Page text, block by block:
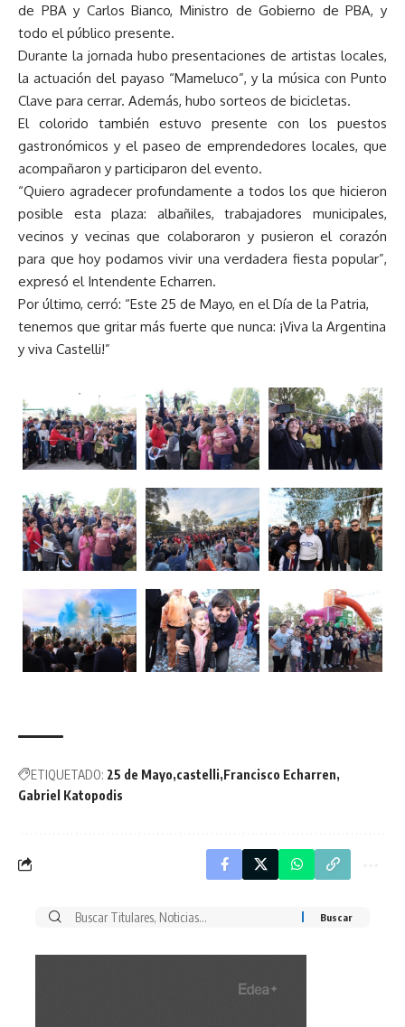
de PBA y Carlos Bianco, Ministro de Gobierno de PBA, y
todo el público presente.
Durante la jornada hubo presentaciones de artistas locales,
la actuación del payaso “Mameluco”, y la música con Punto
Clave para cerrar. Además, hubo sorteos de bicicletas.
El colorido también estuvo presente con los puestos
gastronómicos y el paseo de emprendedores locales, que
acompañaron y participaron del evento.
“Quiero agradecer profundamente a todos los que hicieron
posible esta plaza: albañiles, trabajadores municipales,
vecinos y vecinas que colaboraron y pusieron el corazón
para que hoy podamos vivir una verdadera fiesta popular”,
expresó el Intendente Echarren.
Por último, cerró: “Este 25 de Mayo, en el Día de la Patria,
tenemos que gritar más fuerte que nunca: ¡Viva la Argentina
y viva Castelli!”
ETIQUETADO: 25 de Mayo castelli Francisco Echarren
Gabriel Katopodis
Buscar